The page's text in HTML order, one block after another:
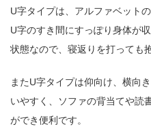
U字タイプは、アルファベット
U字のすき間にすっぽり身体が
状態なので、寝返りを打っても
またU字タイプは仰向け、横向
いやすく、ソファの背当てや読
ができ便利です。